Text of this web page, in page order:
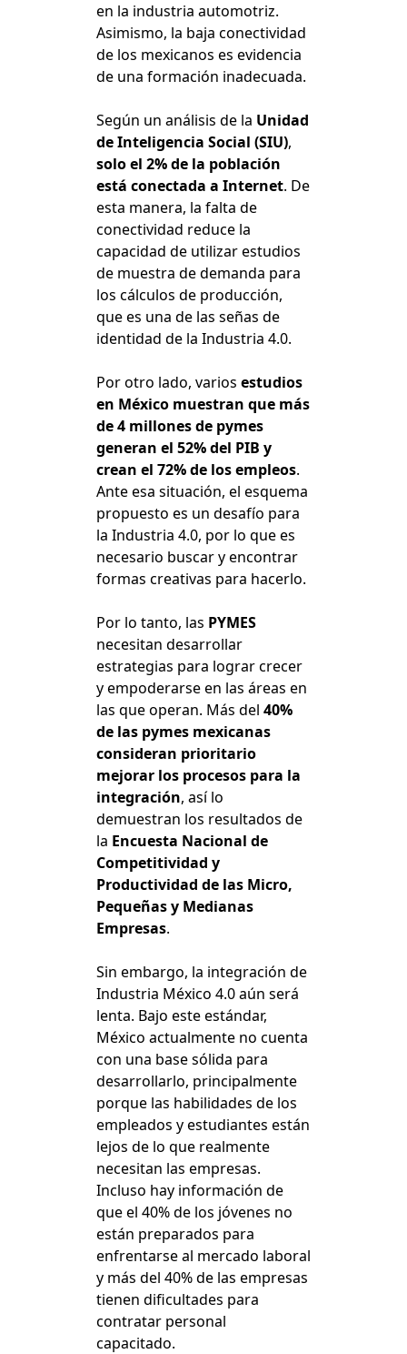
en la industria automotriz.
Asimismo, la baja conectividad
de los mexicanos es evidencia
de una formación inadecuada.
Según un análisis de la Unidad
de Inteligencia Social (SIU),
solo el 2% de la población
está conectada a Internet. De
esta manera, la falta de
conectividad reduce la
capacidad de utilizar estudios
de muestra de demanda para
los cálculos de producción,
que es una de las señas de
identidad de la Industria 4.0.
Por otro lado, varios estudios
en México muestran que más
de 4 millones de pymes
generan el 52% del PIB y
crean el 72% de los empleos.
Ante esa situación, el esquema
propuesto es un desafío para
la Industria 4.0, por lo que es
necesario buscar y encontrar
formas creativas para hacerlo.
Por lo tanto, las PYMES
necesitan desarrollar
estrategias para lograr crecer
y empoderarse en las áreas en
las que operan. Más del 40%
de las pymes mexicanas
consideran prioritario
mejorar los procesos para la
integración, así lo
demuestran los resultados de
la Encuesta Nacional de
Competitividad y
Productividad de las Micro,
Pequeñas y Medianas
Empresas.
Sin embargo, la integración de
Industria México 4.0 aún será
lenta. Bajo este estándar,
México actualmente no cuenta
con una base sólida para
desarrollarlo, principalmente
porque las habilidades de los
empleados y estudiantes están
lejos de lo que realmente
necesitan las empresas.
Incluso hay información de
que el 40% de los jóvenes no
están preparados para
enfrentarse al mercado laboral
y más del 40% de las empresas
tienen dificultades para
contratar personal
capacitado.